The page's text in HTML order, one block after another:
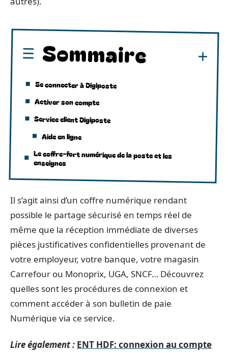
Sommaire
Se connecter à Digiposte
Activer son compte
Service client Digiposte
Aide en ligne
Le coffre-fort numérique de la poste et les
enseignes
Il s’agit ainsi d’un coffre numérique rendant
possible le partage sécurisé en temps réel de
même que la réception immédiate de diverses
pièces justificatives confidentielles provenant de
votre employeur, votre banque, votre magasin
Carrefour ou Monoprix, UGA, SNCF… Découvrez
quelles sont les procédures de connexion et
comment accéder à son bulletin de paie
Numérique via ce service.
Lire également : ENT HDF: connexion au compte